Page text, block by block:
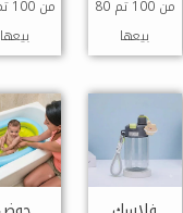
80 من 100 تم
بيعها
بيعها